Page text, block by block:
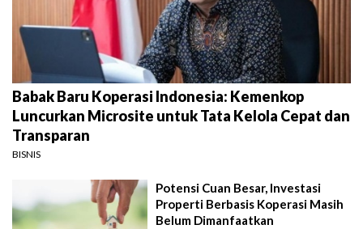
Babak Baru Koperasi Indonesia: Kemenkop
Luncurkan Microsite untuk Tata Kelola Cepat dan
Transparan
BISNIS
Potensi Cuan Besar, Investasi
Properti Berbasis Koperasi Masih
Belum Dimanfaatkan